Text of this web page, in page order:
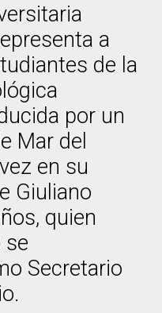
a
de la
por un
Mar del
en su
Giuliano
quien
se
Secretario